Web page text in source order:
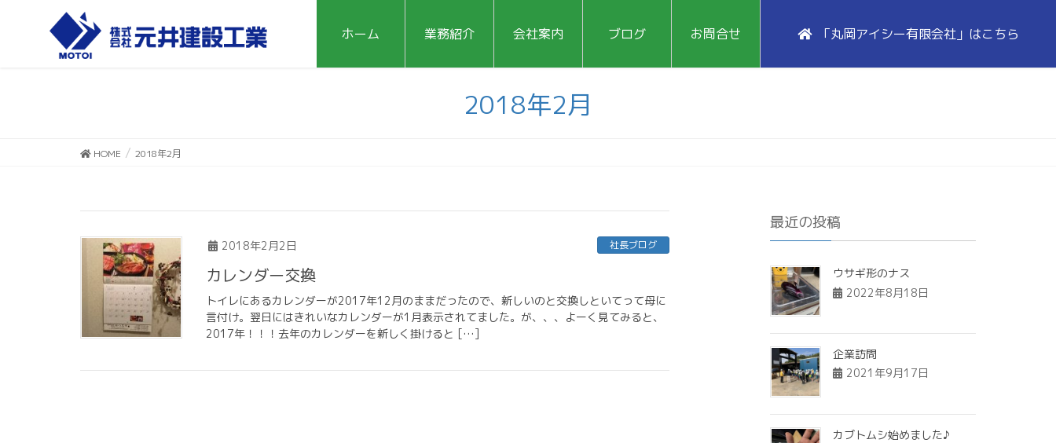
ホーム 業務紹介 会社案内 ブログ お問合せ 「丸岡アイシー有限会社」はこちら
2018年2月
HOME 2018年2月
2018年2月2日 社長ブログ
カレンダー交換
トイレにあるカレンダーが2017年12月のままだったので、新しいのと交換しといてって母に
言付け。翌日にはきれいなカレンダーが1月表示されてました。が、、、よーく見てみると、
2017年！！！去年のカレンダーを新しく掛けると […]
最近の投稿
ウサギ形のナス
2022年8月18日
企業訪問
2021年9月17日
カブトムシ始めました♪